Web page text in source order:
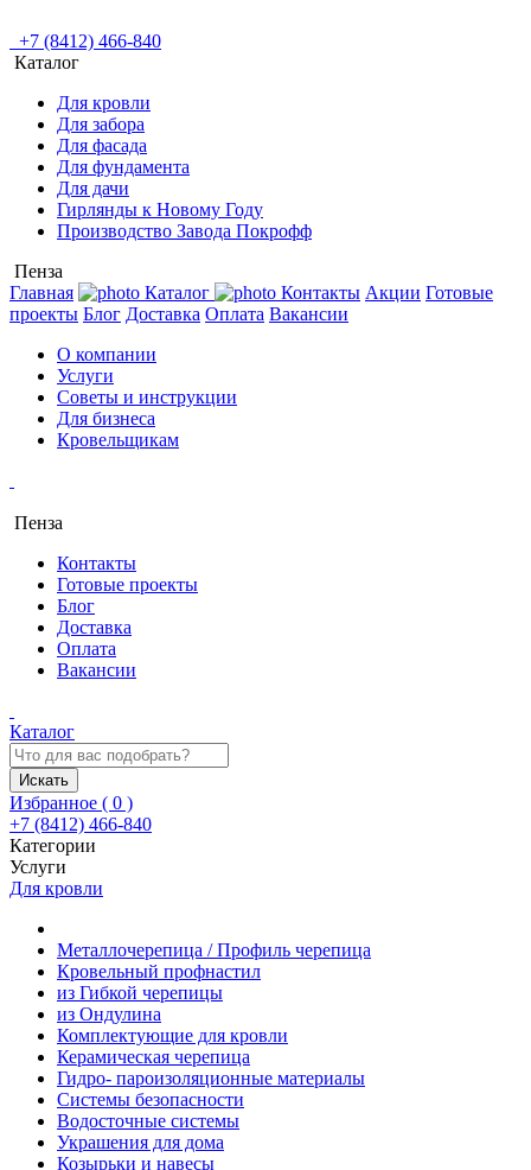
+7 (8412) 466-840
Каталог
Для кровли
Для забора
Для фасада
Для фундамента
Для дачи
Гирлянды к Новому Году
Производство Завода Покрофф
Пенза
Главная
Каталог Контакты Акции Готовые
проекты Блог Доставка Оплата Вакансии
О компании
Услуги
Советы и инструкции
Для бизнеса
Кровельщикам
Пенза
Контакты
Готовые проекты
Блог
Доставка
Оплата
Вакансии
Каталог
Искать
Избранное ( 0 )
+7 (8412) 466-840
Категории
Услуги
Для кровли
Металлочерепица / Профиль черепица
Кровельный профнастил
из Гибкой черепицы
из Ондулина
Комплектующие для кровли
Керамическая черепица
Гидро- пароизоляционные материалы
Системы безопасности
Водосточные системы
Украшения для дома
Козырьки и навесы